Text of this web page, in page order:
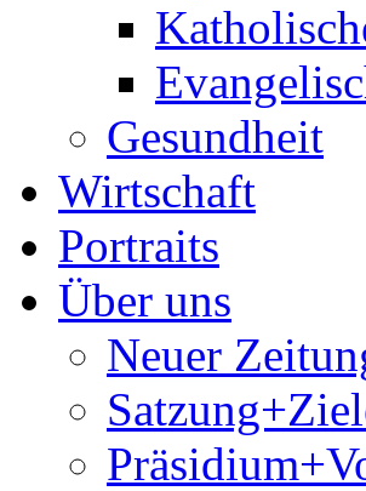
Gesundheit
Wirtschaft
Portraits
Über uns
Neuer